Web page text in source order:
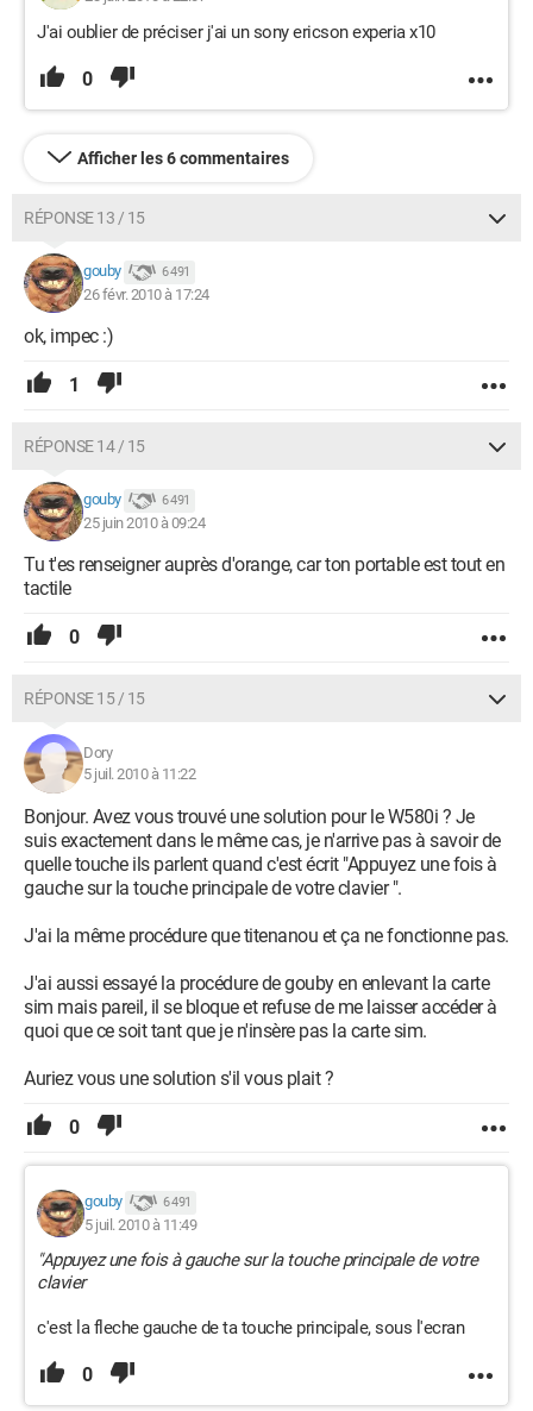
J'ai oublier de préciser j'ai un sony ericson experia x10
0
Afficher les 6 commentaires
RÉPONSE 13 / 15
gouby 6 491
26 févr. 2010 à 17:24
ok, impec :)
1
RÉPONSE 14 / 15
gouby 6 491
25 juin 2010 à 09:24
Tu t'es renseigner auprès d'orange, car ton portable est tout en
tactile
0
RÉPONSE 15 / 15
Dory
5 juil. 2010 à 11:22
Bonjour. Avez vous trouvé une solution pour le W580i ? Je
suis exactement dans le même cas, je n'arrive pas à savoir de
quelle touche ils parlent quand c'est écrit "Appuyez une fois à
gauche sur la touche principale de votre clavier ".
J'ai la même procédure que titenanou et ça ne fonctionne pas.
J'ai aussi essayé la procédure de gouby en enlevant la carte
sim mais pareil, il se bloque et refuse de me laisser accéder à
quoi que ce soit tant que je n'insère pas la carte sim.
Auriez vous une solution s'il vous plait ?
0
gouby 6 491
5 juil. 2010 à 11:49
"Appuyez une fois à gauche sur la touche principale de votre
clavier
c'est la fleche gauche de ta touche principale, sous l'ecran
0